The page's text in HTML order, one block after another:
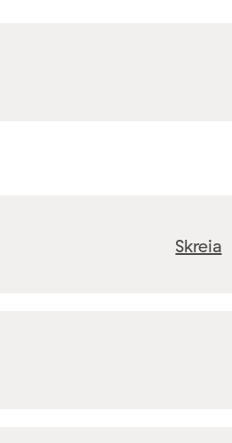
Skreia